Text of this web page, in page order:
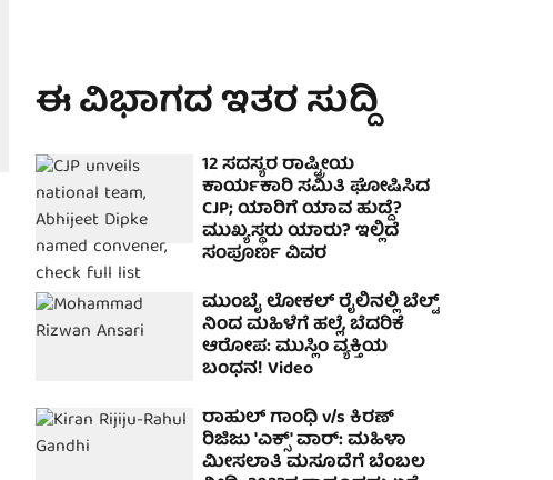
ಈ ವಿಭಾಗದ ಇತರ ಸುದ್ದಿ
12 ಸದಸ್ಯರ ರಾಷ್ಟ್ರೀಯ
ಕಾರ್ಯಕಾರಿ ಸಮಿತಿ ಘೋಷಿಸಿದ
CJP; ಯಾರಿಗೆ ಯಾವ ಹುದ್ದೆ?
ಮುಖ್ಯಸ್ಥರು ಯಾರು? ಇಲ್ಲಿದೆ
ಸಂಪೂರ್ಣ ವಿವರ
ಮುಂಬೈ ಲೋಕಲ್ ರೈಲಿನಲ್ಲಿ ಬೆಲ್ಟ್
ನಿಂದ ಮಹಿಳೆಗೆ ಹಲ್ಲೆ, ಬೆದರಿಕೆ
ಆರೋಪ: ಮುಸ್ಲಿಂ ವ್ಯಕ್ತಿಯ
ಬಂಧನ! Video
ರಾಹುಲ್ ಗಾಂಧಿ v/s ಕಿರಣ್
ರಿಜಿಜು 'ಎಕ್ಸ್' ವಾರ್: ಮಹಿಳಾ
ಮೀಸಲಾತಿ ಮಸೂದೆಗೆ ಬೆಂಬಲ